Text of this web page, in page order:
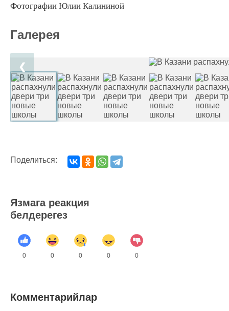
Фотографии Юлии Калининой
Галерея
❮
Поделиться:
Язмага реакция
белдерегез
0 0 0 0 0
Комментарийлар